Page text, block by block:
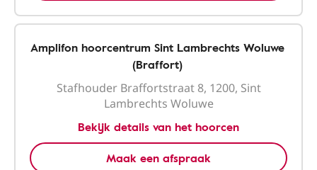
Amplifon hoorcentrum Sint Lambrechts Woluwe
(Braffort)
Stafhouder Braffortstraat 8, 1200, Sint
Lambrechts Woluwe
Bekijk details van het hoorcen
Maak een afspraak